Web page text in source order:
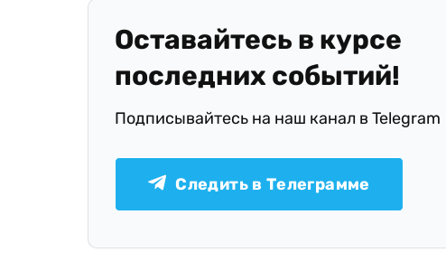
Оставайтесь в курсе
последних событий!
Подписывайтесь на наш канал в Telegram
Следить в Телеграмме